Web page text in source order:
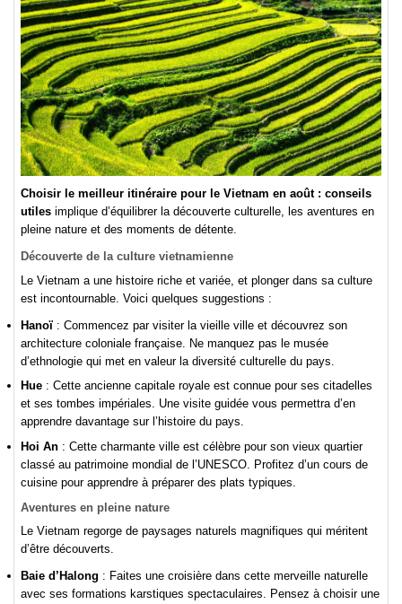
Choisir le meilleur itinéraire pour le Vietnam en août : conseils
utiles implique d’équilibrer la découverte culturelle, les aventures en
pleine nature et des moments de détente.
Découverte de la culture vietnamienne
Le Vietnam a une histoire riche et variée, et plonger dans sa culture
est incontournable. Voici quelques suggestions :
Hanoï : Commencez par visiter la vieille ville et découvrez son
architecture coloniale française. Ne manquez pas le musée
d’ethnologie qui met en valeur la diversité culturelle du pays.
Hue : Cette ancienne capitale royale est connue pour ses citadelles
et ses tombes impériales. Une visite guidée vous permettra d’en
apprendre davantage sur l’histoire du pays.
Hoi An : Cette charmante ville est célèbre pour son vieux quartier
classé au patrimoine mondial de l’UNESCO. Profitez d’un cours de
cuisine pour apprendre à préparer des plats typiques.
Aventures en pleine nature
Le Vietnam regorge de paysages naturels magnifiques qui méritent
d’être découverts.
Baie d’Halong : Faites une croisière dans cette merveille naturelle
avec ses formations karstiques spectaculaires. Pensez à choisir une